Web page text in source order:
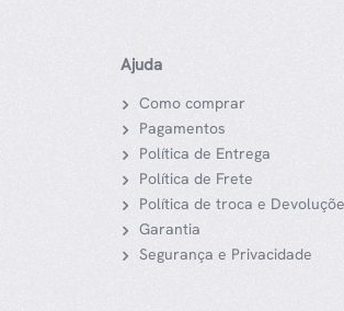
Ajuda
Como comprar
Pagamentos
Política de Entrega
Política de Frete
Política de troca e
Garantia
Segurança e Privacidade